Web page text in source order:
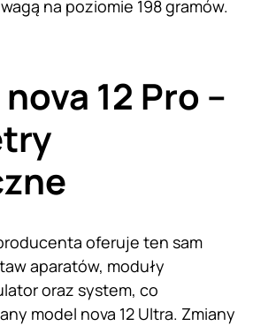
wagą na poziomie 198 gramów.
12 Pro –
oferuje ten sam
aparatów, moduły
oraz system, co
model nova 12 Ultra. Zmiany